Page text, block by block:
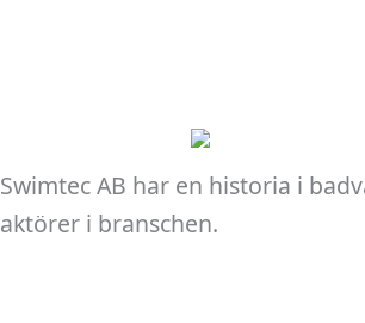
Swimtec AB har en historia i
aktörer i branschen.